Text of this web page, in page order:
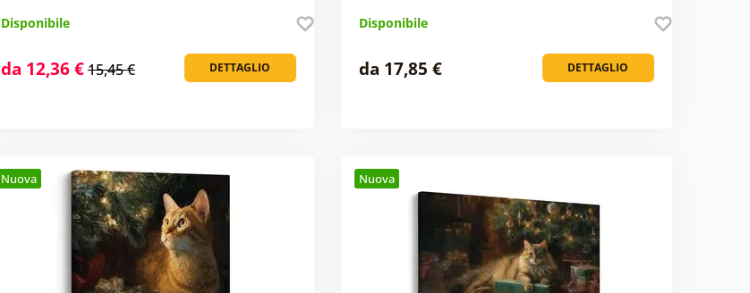
Disponibile
DETTAGLIO
da 12,36 €15,45 €
Disponibile
DETTAGLIO
da 17,85 €
Nuova Nuova